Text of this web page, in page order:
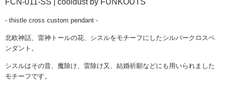
FCN-011-SS | cooldust by FUNKOUTS
- thistle cross custom pendant -
北欧神話、雷神トールの花、シスルをモチーフにしたシルバークロスペ
ンダント。
シスルはその昔、魔除け、雷除け又、結婚祈願などにも用いられました
モチーフです。